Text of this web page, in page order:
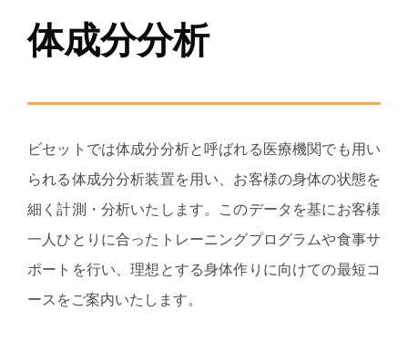
体成分分析
ビセットでは体成分分析と呼ばれる医療機関でも用い
られる体成分分析装置を用い、お客様の身体の状態を
細く計測・分析いたします。このデータを基にお客様
一人ひとりに合ったトレーニングプログラムや食事サ
ポートを行い、理想とする身体作りに向けての最短コ
ースをご案内いたします。